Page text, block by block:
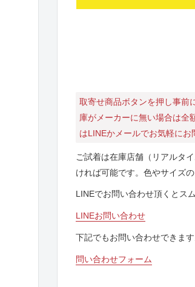
取寄せ商品ボタンを押し事前
庫がメーカーに無い場合は全
はLINEかメールでお気軽にお
ご試着は在庫店舗（リアルタ
ければ可能です。色やサイズの
LINEでお問い合わせ頂くとス
LINEお問い合わせ
下記でもお問い合わせできます
問い合わせフォーム